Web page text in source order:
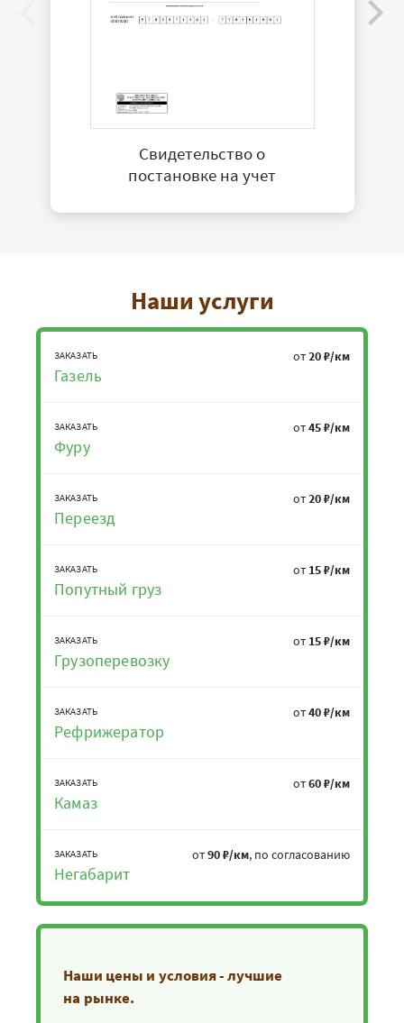
Свидетельство о
постановке на учет
Наши услуги
ЗАКАЗАТЬ
Газель
от20 ₽/км
ЗАКАЗАТЬ
Фуру
от45 ₽/км
ЗАКАЗАТЬ
Переезд
от20 ₽/км
ЗАКАЗАТЬ
Попутный груз
от 15 ₽/км
ЗАКАЗАТЬ
Грузоперевозку
от 15 ₽/км
ЗАКАЗАТЬ
Рефрижератор
от40 ₽/км
ЗАКАЗАТЬ
Камаз
от60 ₽/км
ЗАКАЗАТЬ
Негабарит
от90 ₽/км, по согласованию
Наши цены и условия - лучшие
на рынке.